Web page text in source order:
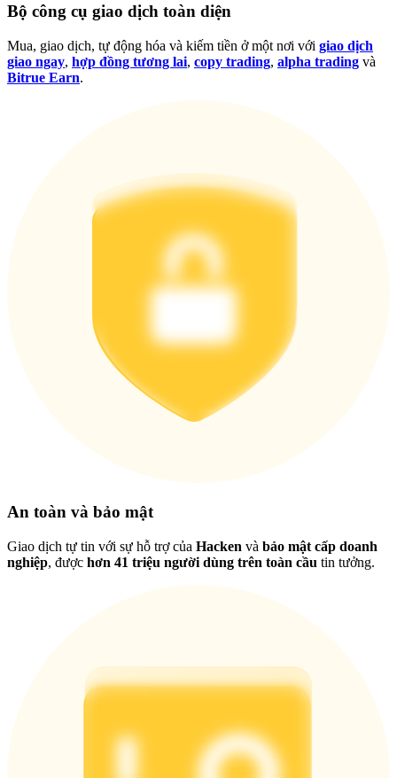
Bộ công cụ giao dịch toàn diện
Mua, giao dịch, tự động hóa và kiếm tiền ở một nơi với giao dịch
giao ngay, hợp đồng tương lai, copy trading, alpha trading và
Bitrue Earn.
An toàn và bảo mật
Giao dịch tự tin với sự hỗ trợ của Hacken và bảo mật cấp doanh
nghiệp, được hơn 41 triệu người dùng trên toàn cầu tin tưởng.